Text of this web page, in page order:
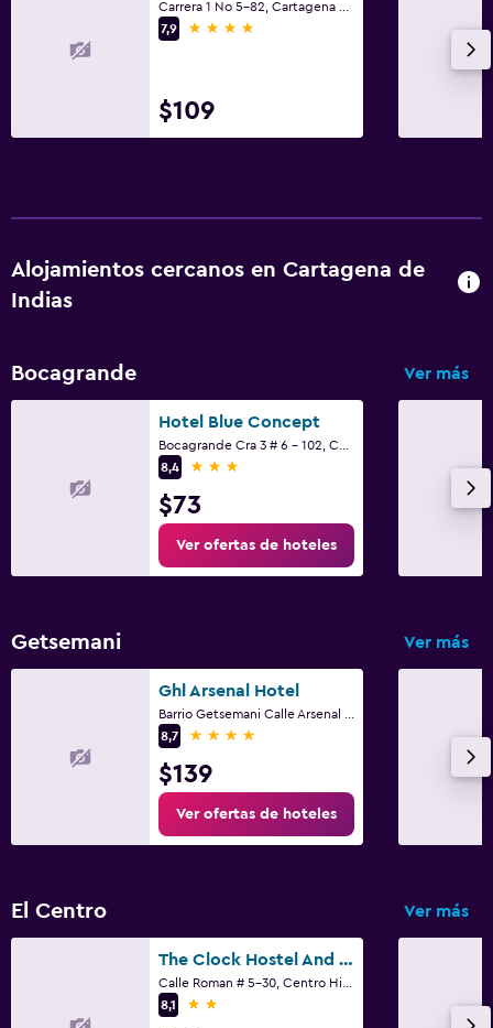
7,9
4 estrellas
$109
Alojamientos cercanos en Cartagena de
Indias
Bocagrande Ver más
Hotel Blue Concept
8,4
3 estrellas
$73
Ver ofertas de hoteles
Getsemani Ver más
Ghl Arsenal Hotel
8,7
4 estrellas
$139
Ver ofertas de hoteles
El Centro Ver más
The Clock Hostel And Suites
8,1
2 estrellas